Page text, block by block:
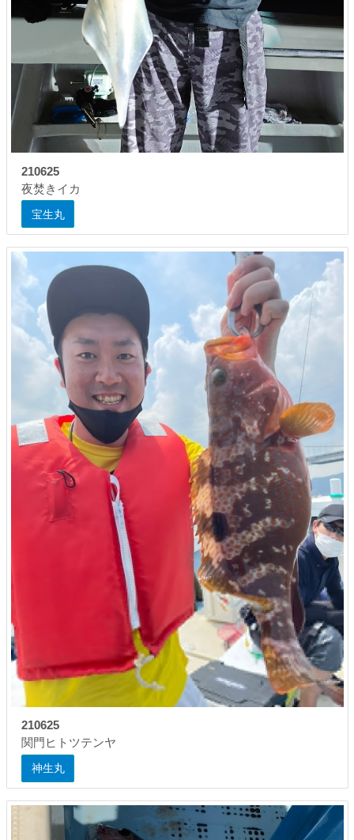
210625
夜焚きイカ
宝生丸
210625
関門ヒトツテンヤ
神生丸